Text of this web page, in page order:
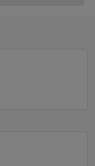
tạo cảm giác